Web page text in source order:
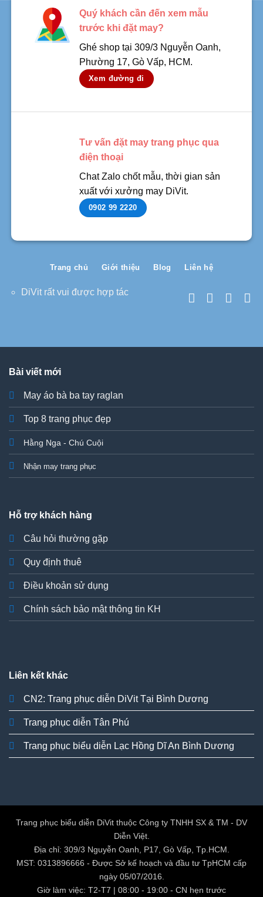
Quý khách cần đến xem mẫu
trước khi đặt may?
Ghé shop tại 309/3 Nguyễn Oanh,
Phường 17, Gò Vấp, HCM.
Xem đường đi
Tư vấn đặt may trang phục qua
điện thoại
Chat Zalo chốt mẫu, thời gian sản
xuất với xưởng may DiVit.
0902 99 2220
DiVit rất vui được hợp tác
Trang chủ Giới thiệu Blog Liên hệ
Bài viết mới
May áo bà ba tay raglan
Top 8 trang phục đẹp
Hằng Nga - Chú Cuội
Nhận may trang phục
Hỗ trợ khách hàng
Câu hỏi thường gặp
Quy định thuê
Điều khoản sử dụng
Chính sách bảo mật thông tin KH
Liên kết khác
CN2: Trang phục diễn DiVit Tại Bình Dương
Trang phục diễn Tân Phú
Trang phục biểu diễn Lạc Hồng Dĩ An Bình Dương
Trang phục biểu diễn DiVit thuộc Công ty TNHH SX & TM - DV
Diễn Việt.
Địa chỉ: 309/3 Nguyễn Oanh, P17, Gò Vấp, Tp.HCM.
MST: 0313896666 - Được Sở kế hoạch và đầu tư TpHCM cấp
ngày 05/07/2016.
Giờ làm việc: T2-T7 | 08:00 - 19:00 - CN hẹn trước